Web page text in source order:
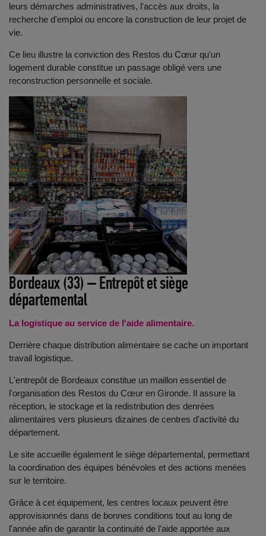
leurs démarches administratives, l'accès aux droits, la
recherche d'emploi ou encore la construction de leur projet de
vie.
Ce lieu illustre la conviction des Restos du Cœur qu'un
logement durable constitue un passage obligé vers une
reconstruction personnelle et sociale.
Bordeaux (33) – Entrepôt et siège
départemental
La logistique au service de l'aide alimentaire.
Derrière chaque distribution alimentaire se cache un important
travail logistique.
L'entrepôt de Bordeaux constitue un maillon essentiel de
l'organisation des Restos du Cœur en Gironde. Il assure la
réception, le stockage et la redistribution des denrées
alimentaires vers plusieurs dizaines de centres d'activité du
département.
Le site accueille également le siège départemental, permettant
la coordination des équipes bénévoles et des actions menées
sur le territoire.
Grâce à cet équipement, les centres locaux peuvent être
approvisionnés dans de bonnes conditions tout au long de
l'année afin de garantir la continuité de l'aide apportée aux